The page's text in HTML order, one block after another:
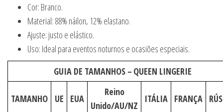
Cor: Branco.
Material: 88% náilon, 12% elastano.
Ajuste: justo e elástico.
Uso: Ideal para eventos noturnos e ocasiões especiais.
GUIA DE TAMANHOS – QUEEN LINGERIE
TAMANHO UE EUA
Reino
Unido/AU/NZ
ITÁLIA FRANÇA